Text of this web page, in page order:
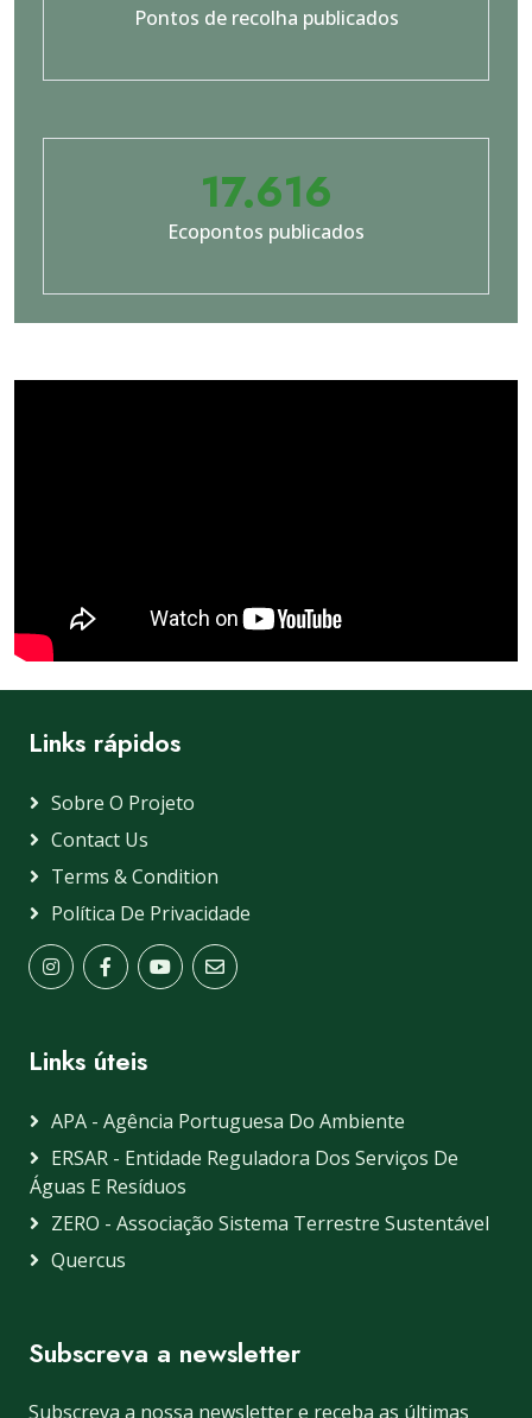
Pontos de recolha publicados
17.705
Ecopontos publicados
Links rápidos
Sobre O Projeto
Contact Us
Terms & Condition
Política De Privacidade
Links úteis
APA - Agência Portuguesa Do Ambiente
ERSAR - Entidade Reguladora Dos Serviços De
Águas E Resíduos
ZERO - Associação Sistema Terrestre Sustentável
Quercus
Subscreva a newsletter
Subscreva a nossa newsletter e receba as últimas